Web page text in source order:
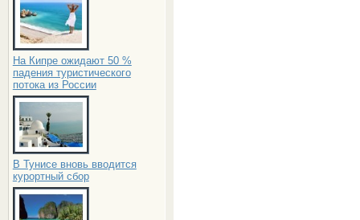
На Кипре ожидают 50 %
падения туристического
потока из России
В Тунисе вновь вводится
курортный сбор